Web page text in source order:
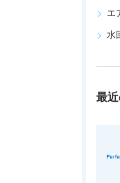
エ
水
最